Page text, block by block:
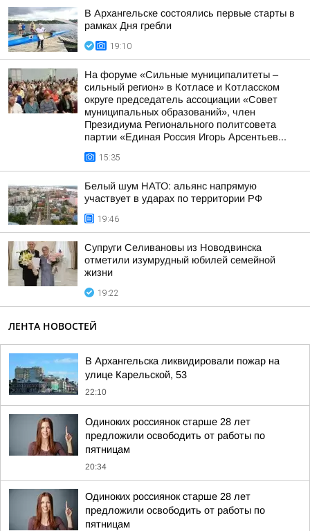
В Архангельске состоялись первые старты в
рамках Дня гребли
19:10
На форуме «Сильные муниципалитеты –
сильный регион» в Котласе и Котласском
округе председатель ассоциации «Совет
муниципальных образований», член
Президиума Регионального политсовета
партии «Единая Россия Игорь Арсентьев...
15:35
Белый шум НАТО: альянс напрямую
участвует в ударах по территории РФ
19:46
Супруги Селивановы из Новодвинска
отметили изумрудный юбилей семейной
жизни
19:22
ЛЕНТА НОВОСТЕЙ
В Архангельска ликвидировали пожар на
улице Карельской, 53
22:10
Одиноких россиянок старше 28 лет
предложили освободить от работы по
пятницам
20:34
Одиноких россиянок старше 28 лет
предложили освободить от работы по
пятницам